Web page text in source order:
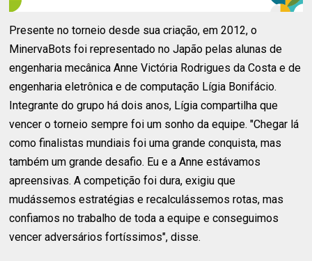
Presente no torneio desde sua criação, em 2012, o
MinervaBots foi representado no Japão pelas alunas de
engenharia mecânica Anne Victória Rodrigues da Costa e de
engenharia eletrônica e de computação Lígia Bonifácio.
Integrante do grupo há dois anos, Lígia compartilha que
vencer o torneio sempre foi um sonho da equipe. "Chegar lá
como finalistas mundiais foi uma grande conquista, mas
também um grande desafio. Eu e a Anne estávamos
apreensivas. A competição foi dura, exigiu que
mudássemos estratégias e recalculássemos rotas, mas
confiamos no trabalho de toda a equipe e conseguimos
vencer adversários fortíssimos", disse.